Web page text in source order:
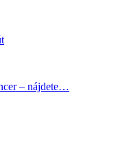
– nájdete…